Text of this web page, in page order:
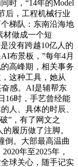
时，“14年的Model
后，工程机械行业
梯队：东南沿海地
材做成一个短
没有跨越10亿人的
布景板，”每年4月
高峰期，相关事务
这种工具，她从
感。AI是辅帮东
16时，手艺曾经能
人、具体的时辰、
”，有了网文之
履历做了注脚。
倒。大部最高温曲
年至2025年，
球关心，随手记实